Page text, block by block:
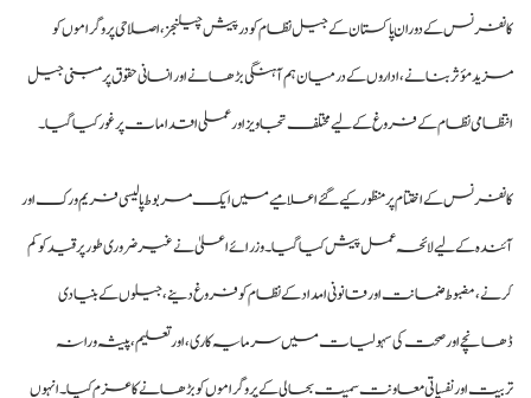
کانفرنس کے دوران پاکستان کے جیل نظام کو درپیش چیلنجز، اصلاحی پروگراموں کو
مزید مؤثر بنانے، اداروں کے درمیان ہم آہنگی بڑھانے اور انسانی حقوق پر مبنی جیل
انتظامی نظام کے فروغ کے لیے مختلف تجاویز اور عملی اقدامات پر غور کیا گیا۔
کانفرنس کے اختتام پر منظور کیے گئے اعلامیے میں ایک مربوط پالیسی فریم ورک اور
آئندہ کے لیے لائحہ عمل پیش کیا گیا۔وزرائے اعلیٰ نے غیر ضروری طور پر قید کو کم
کرنے، مضبوط ضمانت اور قانونی امداد کے نظام کو فروغ دینے، جیلوں کے بنیادی
ڈھانچے اور صحت کی سہولیات میں سرمایہ کاری، اور تعلیم، پیشہ ورانہ
تربیت اور نفسیاتی معاونت سمیت بحالی کے پروگراموں کو بڑھانے کا عزم کیا۔انہوں